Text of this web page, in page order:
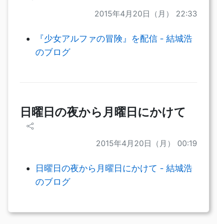
2015年4月20日（月） 22:33
『少女アルファの冒険』を配信 - 結城浩
のブログ
日曜日の夜から月曜日にかけて
2015年4月20日（月） 00:19
日曜日の夜から月曜日にかけて - 結城浩
のブログ